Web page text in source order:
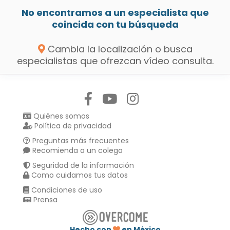
No encontramos a un especialista que
coincida con tu búsqueda
Cambia la localización o busca
especialistas que ofrezcan vídeo consulta.
Quiénes somos
Política de privacidad
Preguntas más frecuentes
Recomienda a un colega
Seguridad de la información
Como cuidamos tus datos
Condiciones de uso
Prensa